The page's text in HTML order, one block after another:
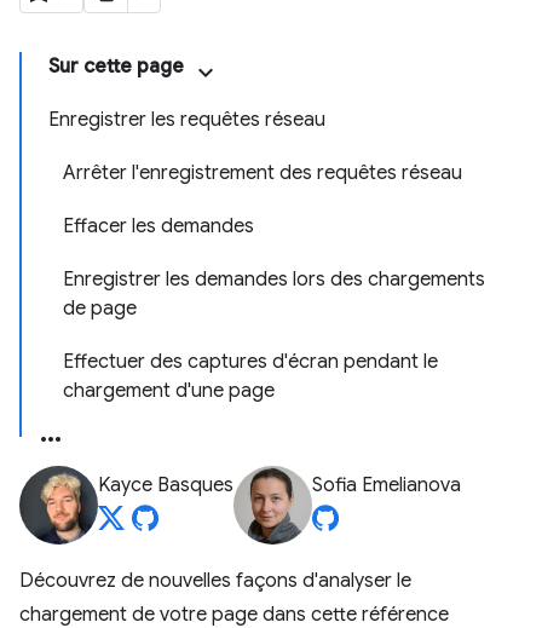
Sur cette page
Enregistrer les requêtes réseau
Arrêter l'enregistrement des requêtes réseau
Effacer les demandes
Enregistrer les demandes lors des chargements
de page
Effectuer des captures d'écran pendant le
chargement d'une page
Kayce Basques Sofia Emelianova
Découvrez de nouvelles façons d'analyser le
chargement de votre page dans cette référence